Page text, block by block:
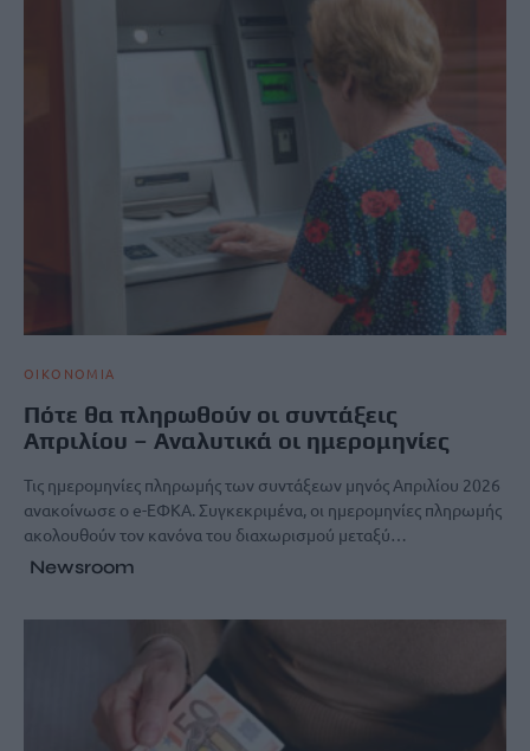
ΟΙΚΟΝΟΜΙΑ
Πότε θα πληρωθούν οι συντάξεις
Απριλίου – Αναλυτικά οι ημερομηνίες
Τις ημερομηνίες πληρωμής των συντάξεων μηνός Απριλίου 2026
ανακοίνωσε ο e-ΕΦΚΑ. Συγκεκριμένα, οι ημερομηνίες πληρωμής
ακολουθούν τον κανόνα του διαχωρισμού μεταξύ…
Newsroom